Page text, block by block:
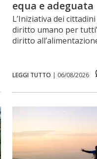
equa e adeguata
L’Iniziativa dei
diritto umano per
diritto
LEGGI TUTTO 06/08/2026